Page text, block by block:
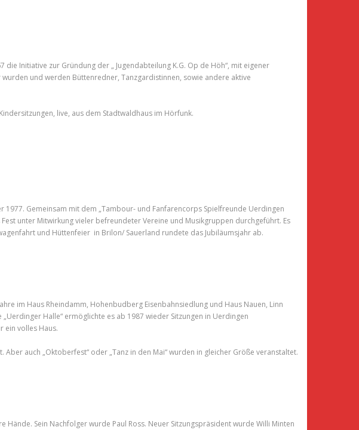
Initiative zur Gründung der „ Jugendabteilung K.G. Op de Höh“, mit eigener
und werden Büttenredner, Tanzgardistinnen, sowie andere aktive
live, aus dem Stadtwaldhaus im Hörfunk.
Gemeinsam mit dem „Tambour- und Fanfarencorps Spielfreunde Uerdingen
unter Mitwirkung vieler befreundeter Vereine und Musikgruppen durchgeführt. Es
und Hüttenfeier in Brilon/ Sauerland rundete das Jubiläumsjahr ab.
im Haus Rheindamm, Hohenbudberg Eisenbahnsiedlung und Haus Nauen, Linn
Halle“ ermöglichte es ab 1987 wieder Sitzungen in Uerdingen
ein volles Haus.
auch „Oktoberfest“ oder „Tanz in den Mai“ wurden in gleicher Größe veranstaltet.
Sein Nachfolger wurde Paul Ross. Neuer Sitzungspräsident wurde Willi Minten